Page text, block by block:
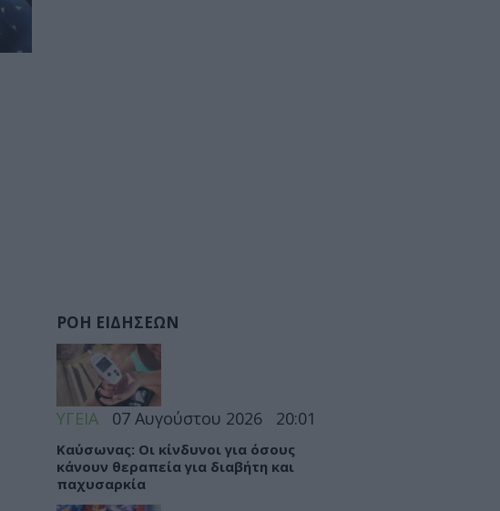
ΡΟΗ ΕΙΔΗΣΕΩΝ
ΥΓΕΙΑ 07 Αυγούστου 2026 20:01
Καύσωνας: Οι κίνδυνοι για όσους
κάνουν θεραπεία για διαβήτη και
παχυσαρκία